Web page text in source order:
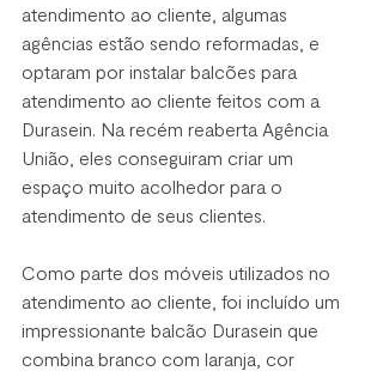
atendimento ao cliente, algumas
agências estão sendo reformadas, e
optaram por instalar balcões para
atendimento ao cliente feitos com a
Durasein. Na recém reaberta Agência
União, eles conseguiram criar um
espaço muito acolhedor para o
atendimento de seus clientes.
Como parte dos móveis utilizados no
atendimento ao cliente, foi incluído um
impressionante balcão Durasein que
combina branco com laranja, cor